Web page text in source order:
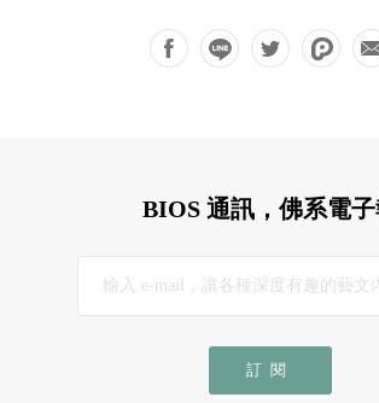
BIOS 通訊，佛系電
訂閱